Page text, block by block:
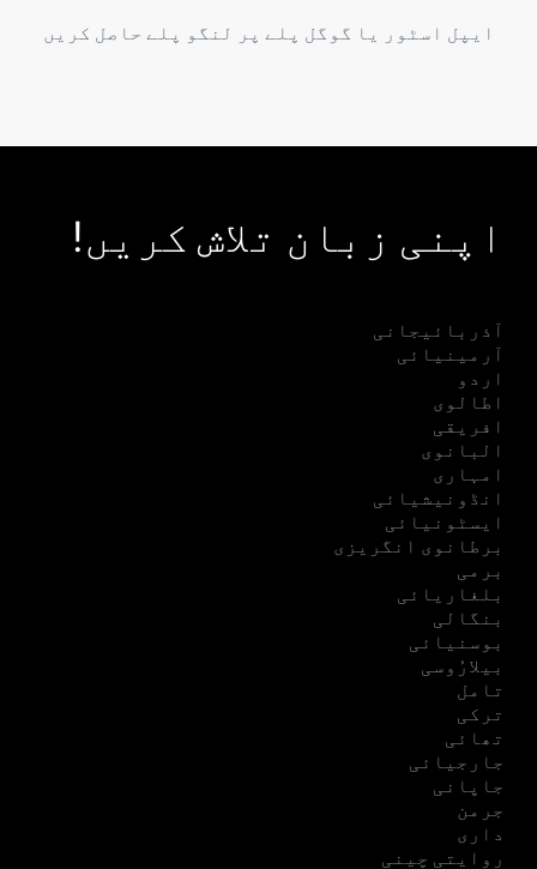
ایپل اسٹور یا گوگل پلے پر لنگو پلے حاصل کریں
اپنی زبان تلاش کریں!
آذربائیجانی
آرمینیائی
اردو
اطالوی
افریقی
البانوی
امہاری
انڈونیشیائی
ایسٹونیائی
برطانوی انگریزی
برمی
بلغاریائی
بنگالی
بوسنیائی
بیلارُوسی
تامل
ترکی
تھائی
جارجیائی
جاپانی
جرمن
داری
روایتی چینی